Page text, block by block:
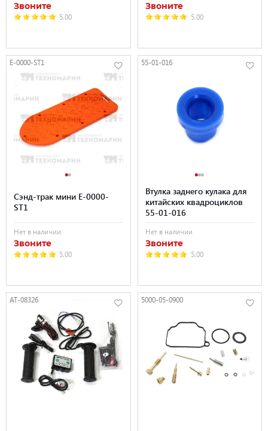
Звоните
5.00
Звоните
5.00
E-0000-ST1
Сэнд-трак мини E-0000-
ST1
Нет в наличии
Звоните
5.00
55-01-016
Втулка заднего кулака для
китайских квадроциклов
55-01-016
Нет в наличии
Звоните
5.00
AT-08326 5000-05-0900